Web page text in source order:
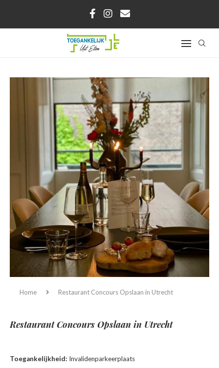
Home Restaurant Concours Opslaan in Utrecht
Restaurant Concours Opslaan in Utrecht
Toegankelijkheid: Invalidenparkeerplaats